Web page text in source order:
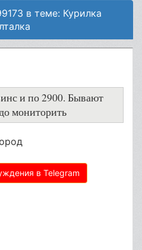
в теме: Курилка
и по 2900. Бывают
мониторить
в Telegram